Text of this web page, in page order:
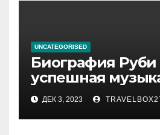
UNCATEGORISED
Биография
успешная
карьера, личная
знаковые
ДЕК 3, 2023